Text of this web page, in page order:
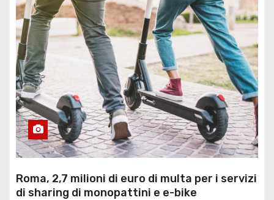
Roma, 2,7 milioni di euro di multa per i servizi
di sharing di monopattini e e-bike